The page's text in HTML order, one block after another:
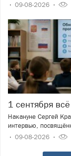
09-08-2026
1 сентября
Накануне Сергей
интервью,
09-08-2026